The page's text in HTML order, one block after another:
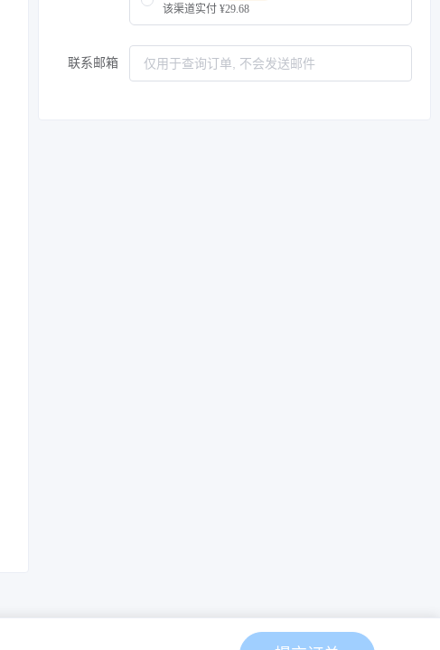
该渠道实付 ¥29.68
联系邮箱